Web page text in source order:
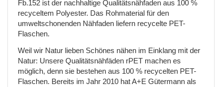
Fb.152 ist der nachhaltige Qualitätsnähfaden aus 100 %
recyceltem Polyester. Das Rohmaterial für den
umweltschonenden Nähfaden liefern recycelte PET-
Flaschen.
Weil wir Natur lieben Schönes nähen im Einklang mit der
Natur: Unsere Qualitätsnähfäden rPET machen es
möglich, denn sie bestehen aus 100 % recycelten PET-
Flaschen. Bereits im Jahr 2010 hat A+E Gütermann als